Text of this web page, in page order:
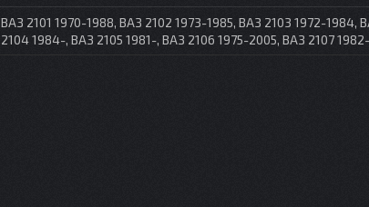
ВАЗ 2101 1970-1988, ВАЗ 2102 1973-1985, ВАЗ 2103 1972-1984,
2104 1984-, ВАЗ 2105 1981-, ВАЗ 2106 1975-2005, ВАЗ 2107